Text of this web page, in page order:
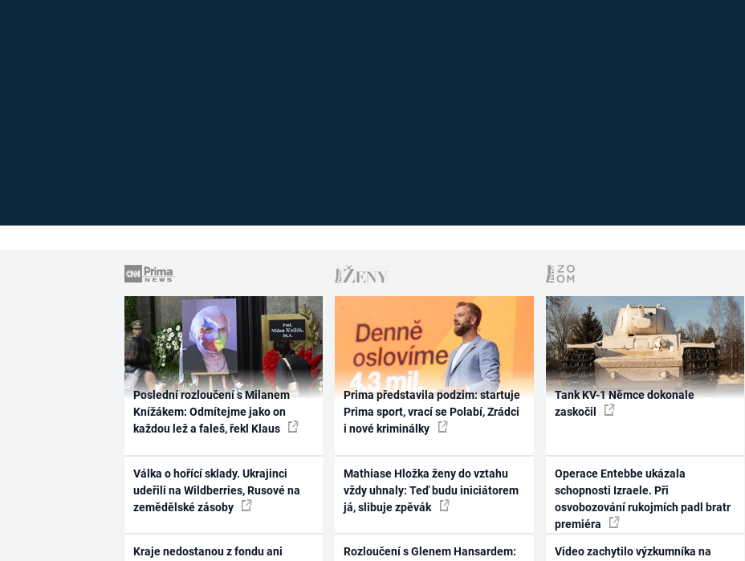
Poslední rozloučení s Milanem
Knížákem: Odmítejme jako on
každou lež a faleš, řekl Klaus
Válka o hořící sklady. Ukrajinci
udeřili na Wildberries, Rusové na
zemědělské zásoby
Kraje nedostanou z fondu ani
Prima představila podzim: startuje
Prima sport, vrací se Polabí, Zrádci
i nové kriminálky
Mathiase Hložka ženy do vztahu
vždy uhnaly: Teď budu iniciátorem
já, slibuje zpěvák
Rozloučení s Glenem Hansardem:
Tank KV-1 Němce dokonale
zaskočil
Operace Entebbe ukázala
schopnosti Izraele. Při
osvobozování rukojmích padl bratr
premiéra
Video zachytilo výzkumníka na